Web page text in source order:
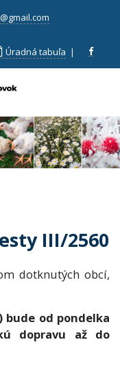
Úradná tabuľa |
III/2560
dotknutých obcí,
bude od pondelka
dopravu až do